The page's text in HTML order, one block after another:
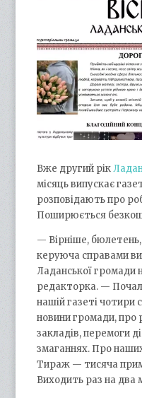
Вже другий рік
місяць випускає
розповідають про
Поширюється
— Вірніше,
керуюча справами
Ладанської громади
редакторка. —
нашій газеті чотири
новини громади, про
закладів, перемоги
змаганнях. Про
Тираж — тисяча
Виходить раз на два